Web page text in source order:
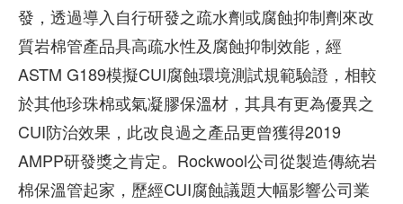
發，透過導入自行研發之疏水劑或腐蝕抑制劑來改
質岩棉管產品具高疏水性及腐蝕抑制效能，經
ASTM G189模擬CUI腐蝕環境測試規範驗證，相較
於其他珍珠棉或氣凝膠保溫材，其具有更為優異之
CUI防治效果，此改良過之產品更曾獲得2019
AMPP研發獎之肯定。Rockwool公司從製造傳統岩
棉保溫管起家，歷經CUI腐蝕議題大幅影響公司業